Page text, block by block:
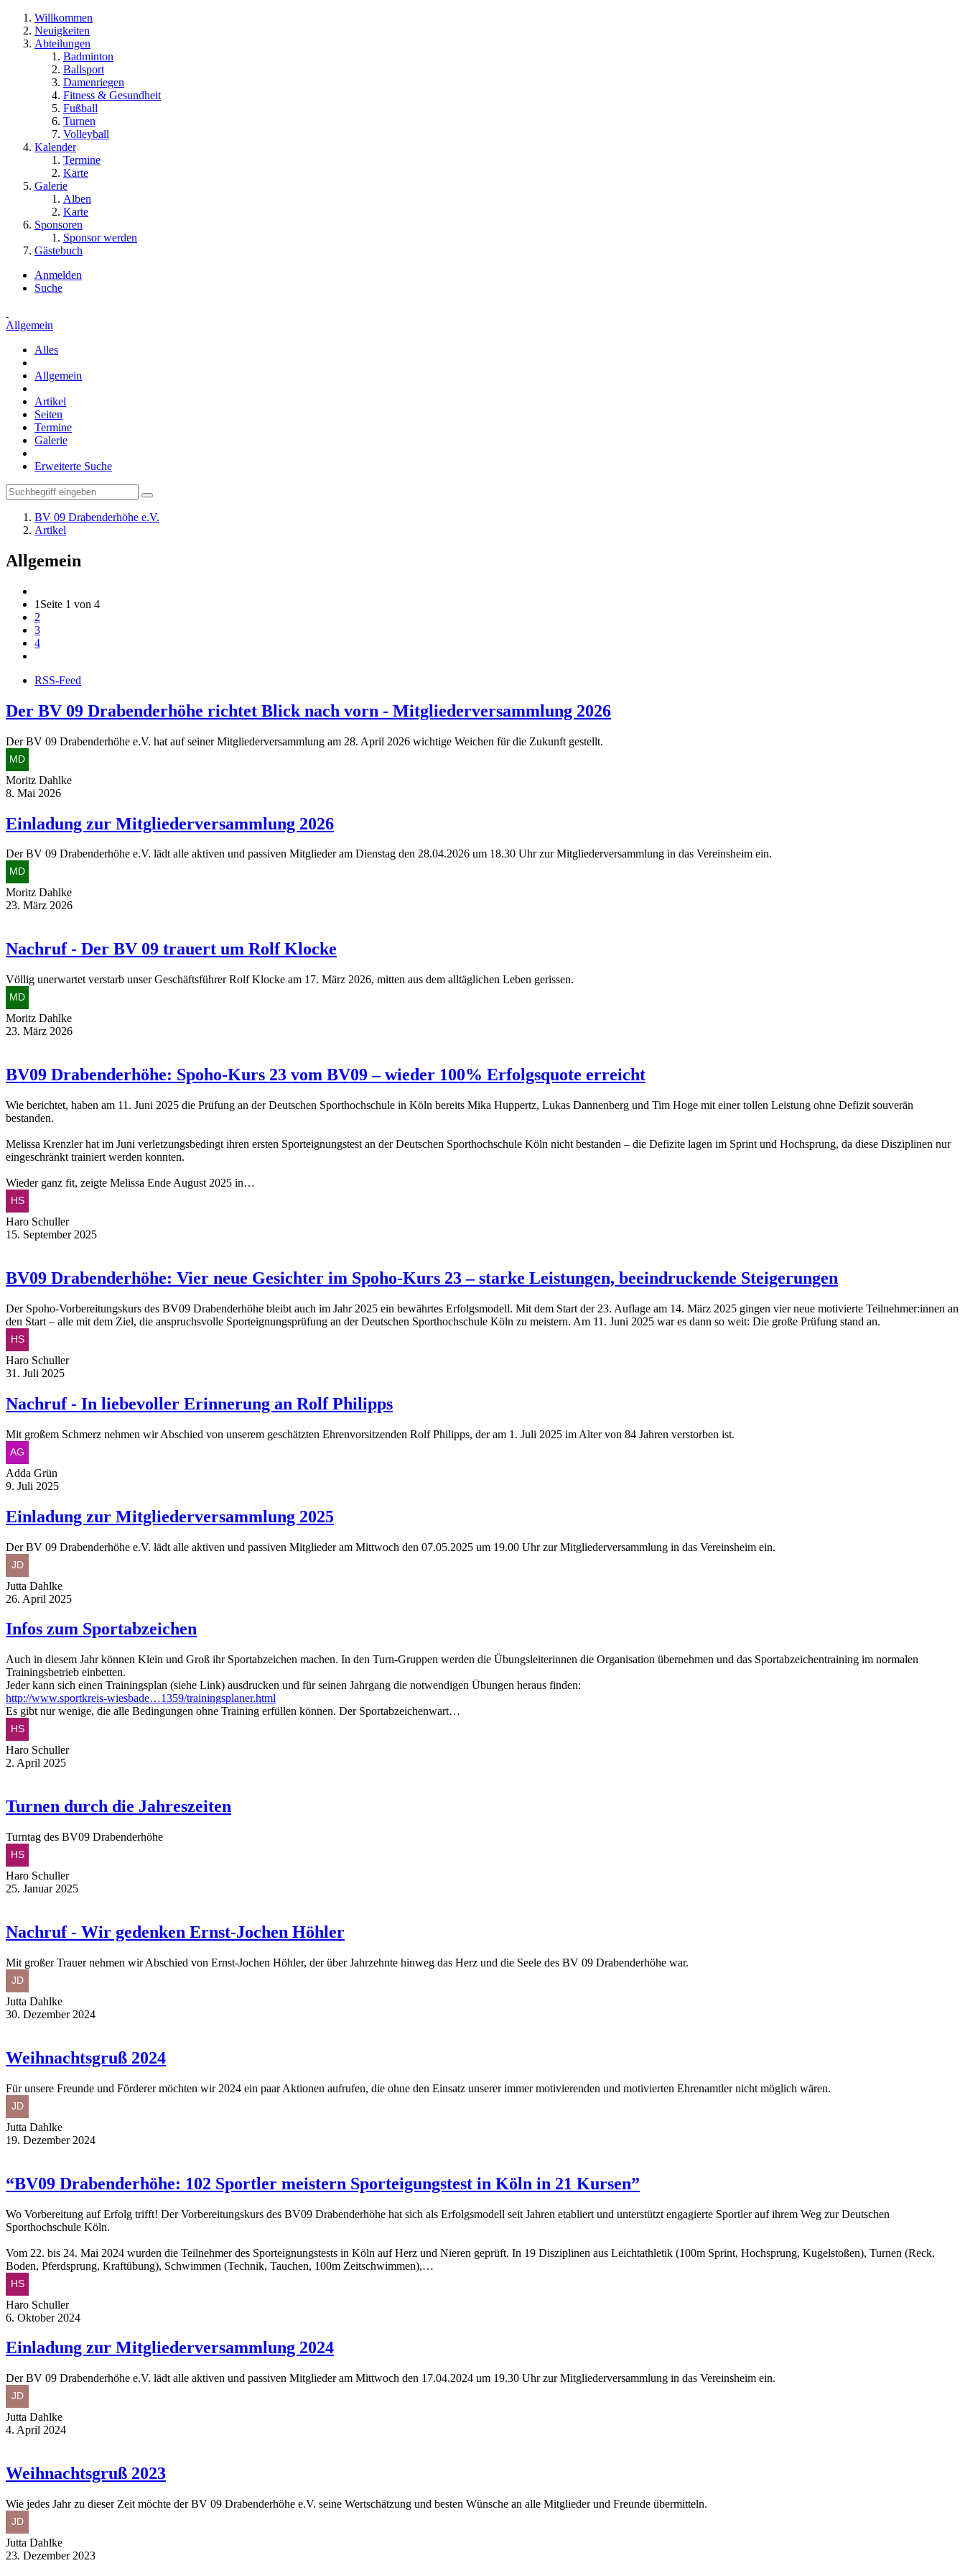
Willkommen
Neuigkeiten
Abteilungen
Badminton
Ballsport
Damenriegen
Fitness & Gesundheit
Fußball
Turnen
Volleyball
Kalender
Termine
Karte
Galerie
Alben
Karte
Sponsoren
Sponsor werden
Gästebuch
Anmelden
Suche
Allgemein
Alles
Allgemein
Artikel
Seiten
Termine
Galerie
Erweiterte Suche
BV 09 Drabenderhöhe e.V.
Artikel
Allgemein
1 Seite 1 von 4
2
3
4
RSS-Feed
Der BV 09 Drabenderhöhe richtet Blick nach vorn - Mitgliederversammlung 2026
Der BV 09 Drabenderhöhe e.V. hat auf seiner Mitgliederversammlung am 28. April 2026 wichtige Weichen für die Zukunft gestellt.
Moritz Dahlke
8. Mai 2026
Einladung zur Mitgliederversammlung 202​6
Der BV 09 Drabenderhöhe e.V. lädt alle aktiven und passiven Mitglieder am Dienstag den 28.04.2026 um 18.30 Uhr zur Mitgliederversammlung in das Vereinsheim ein.
Moritz Dahlke
23. März 2026
Nachruf - Der BV 09 trauert um Rolf Klocke
Völlig unerwartet verstarb unser Geschäftsführer Rolf Klocke am 17. März 2026, mitten aus dem alltäglichen Leben gerissen.
Moritz Dahlke
23. März 2026
BV09 Drabenderhöhe: Spoho-Kurs 23 vom BV09 – wieder 100% Erfolgsquote erreicht
Wie berichtet, haben am 11. Juni 2025 die Prüfung an der Deutschen Sporthochschule in Köln bereits Mika Huppertz, Lukas Dannenberg und Tim Hoge mit einer tollen Leistung ohne Defizit souverän
bestanden.
Melissa Krenzler hat im Juni verletzungsbedingt ihren ersten Sporteignungstest an der Deutschen Sporthochschule Köln nicht bestanden – die Defizite lagen im Sprint und Hochsprung, da diese Disziplinen nur
eingeschränkt trainiert werden konnten.
Wieder ganz fit, zeigte Melissa Ende August 2025 in…
Haro Schuller
15. September 2025
BV09 Drabenderhöhe: Vier neue Gesichter im Spoho-Kurs 23 – starke Leistungen, beeindruckende Steigerungen
Der Spoho-Vorbereitungskurs des BV09 Drabenderhöhe bleibt auch im Jahr 2025 ein bewährtes Erfolgsmodell. Mit dem Start der 23. Auflage am 14. März 2025 gingen vier neue motivierte Teilnehmer:innen an
den Start – alle mit dem Ziel, die anspruchsvolle Sporteignungsprüfung an der Deutschen Sporthochschule Köln zu meistern. Am 11. Juni 2025 war es dann so weit: Die große Prüfung stand an.
Haro Schuller
31. Juli 2025
Nachruf - In liebevoller Erinnerung an Rolf Philipps
Mit großem Schmerz nehmen wir Abschied von unserem geschätzten Ehrenvorsitzenden Rolf Philipps, der am 1. Juli 2025 im Alter von 84 Jahren verstorben ist.
Adda Grün
9. Juli 2025
Einladung zur Mitgliederversammlung 202​5
Der BV 09 Drabenderhöhe e.V. lädt alle aktiven und passiven Mitglieder am Mittwoch den 07.05.2025 um 19.00 Uhr zur Mitgliederversammlung in das Vereinsheim ein.
Jutta Dahlke
26. April 2025
Infos zum Sportabzeichen
Auch in diesem Jahr können Klein und Groß ihr Sportabzeichen machen. In den Turn-Gruppen werden die Übungsleiterinnen die Organisation übernehmen und das Sportabzeichentraining im normalen
Trainingsbetrieb einbetten.
Jeder kann sich einen Trainingsplan (siehe Link) ausdrucken und für seinen Jahrgang die notwendigen Übungen heraus finden:
http://www.sportkreis-wiesbade…1359/trainingsplaner.html
Es gibt nur wenige, die alle Bedingungen ohne Training erfüllen können. Der Sportabzeichenwart…
Haro Schuller
2. April 2025
Turnen durch die Jahreszeiten
Turntag des BV09 Drabenderhöhe
Haro Schuller
25. Januar 2025
Nachruf - Wir gedenken Ernst-Jochen Höhler
Mit großer Trauer nehmen wir Abschied von Ernst-Jochen Höhler, der über Jahrzehnte hinweg das Herz und die Seele des BV 09 Drabenderhöhe war.
Jutta Dahlke
30. Dezember 2024
Weihnachtsgruß 2024
Für unsere Freunde und Förderer möchten wir 2024 ein paar Aktionen aufrufen, die ohne den Einsatz unserer immer motivierenden und motivierten Ehrenamtler nicht möglich wären.
Jutta Dahlke
19. Dezember 2024
“BV09 Drabenderhöhe: 102 Sportler meistern Sporteigungstest in Köln in 21 Kursen”
Wo Vorbereitung auf Erfolg trifft! Der Vorbereitungskurs des BV09 Drabenderhöhe hat sich als Erfolgsmodell seit Jahren etabliert und unterstützt engagierte Sportler auf ihrem Weg zur Deutschen
Sporthochschule Köln.
Vom 22. bis 24. Mai 2024 wurden die Teilnehmer des Sporteignungstests in Köln auf Herz und Nieren geprüft. In 19 Disziplinen aus Leichtathletik (100m Sprint, Hochsprung, Kugelstoßen), Turnen (Reck,
Boden, Pferdsprung, Kraftübung), Schwimmen (Technik, Tauchen, 100m Zeitschwimmen),…
Haro Schuller
6. Oktober 2024
Einladung zur Mitgliederversammlung 202​4
Der BV 09 Drabenderhöhe e.V. lädt alle aktiven und passiven Mitglieder am Mittwoch den 17.04.2024 um 19.30 Uhr zur Mitgliederversammlung in das Vereinsheim ein.
Jutta Dahlke
4. April 2024
Weihnachtsgruß 2023
Wie jedes Jahr zu dieser Zeit möchte der BV 09 Drabenderhöhe e.V. seine Wertschätzung und besten Wünsche an alle Mitglieder und Freunde übermitteln.
Jutta Dahlke
23. Dezember 2023